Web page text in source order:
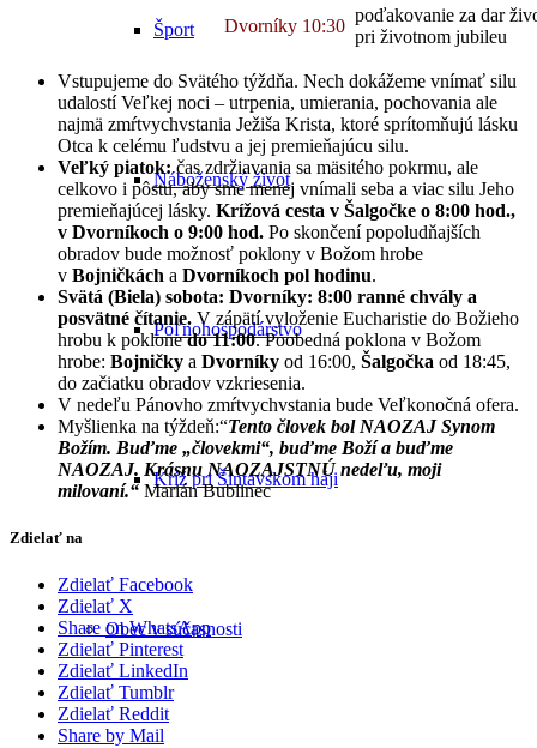
Šport
Náboženský život
Poľnohospodárstvo
Kríž pri Šintavskom háji
Obec v súčasnosti
Dvorníky 10:30
poďakovanie za dar
pri životnom jubileu
Vstupujeme do Svätého týždňa. Nech dokážeme vnímať silu
udalostí Veľkej noci – utrpenia, umierania, pochovania ale
najmä zmŕtvychvstania Ježiša Krista, ktoré sprítomňujú lásku
Otca k celému ľudstvu a jej premieňajúcu silu.
Veľký piatok:čas zdržiavania sa mäsitého pokrmu, ale
celkovo i pôstu, aby sme menej vnímali seba a viac silu Jeho
premieňajúcej lásky. Krížová cesta v Šalgočke o 8:00 hod.,
v Dvorníkoch o 9:00 hod. Po skončení popoludňajších
obradov bude možnosť poklony v Božom hrobe
v Bojničkách a Dvorníkoch pol hodinu.
Svätá (Biela) sobota: Dvorníky: 8:00 ranné chvály a
posvätné čítanie. V zápätí vyloženie Eucharistie do Božieho
hrobu k poklonedo 11:00. Poobedná poklona v Božom
hrobe: Bojničky a Dvorníky od 16:00, Šalgočka od 18:45,
do začiatku obradov vzkriesenia.
V nedeľu Pánovho zmŕtvychvstania bude Veľkonočná ofera.
Myšlienka na týždeň:“Tento človek bol NAOZAJ Synom
Božím. Buďme „človekmi“, buďme Boží a buďme
NAOZAJ. Krásnu NAOZAJSTNÚ nedeľu, moji
milovaní.“ Marián Bublinec
Zdielať na
Zdielať Facebook
Zdielať X
Share on WhatsApp
Zdielať Pinterest
Zdielať LinkedIn
Zdielať Tumblr
Zdielať Reddit
Share by Mail